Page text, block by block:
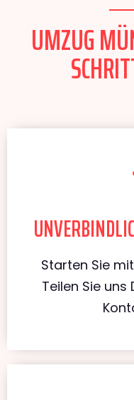
UMZUG
Starten Sie
Teilen Sie